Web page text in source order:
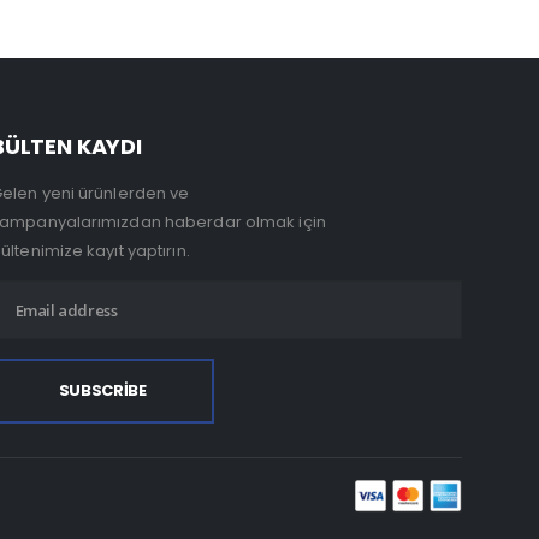
KAYDI
yeni ürünlerden ve
haberdar olmak için
kayıt yaptırın.